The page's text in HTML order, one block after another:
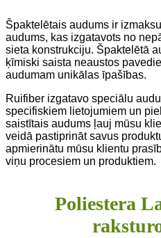
Špaktelētais audums ir
audums, kas izgatavots no
sieta konstrukciju. Špaktelētā
ķīmiski saista neaustos
audumam unikālas īpašības.
Ruifiber izgatavo speciālu
specifiskiem lietojumiem un
saistītais audums ļauj mūsu
veidā pastiprināt savus
apmierinātu mūsu klientu
viņu procesiem un produktiem.
Poliestera